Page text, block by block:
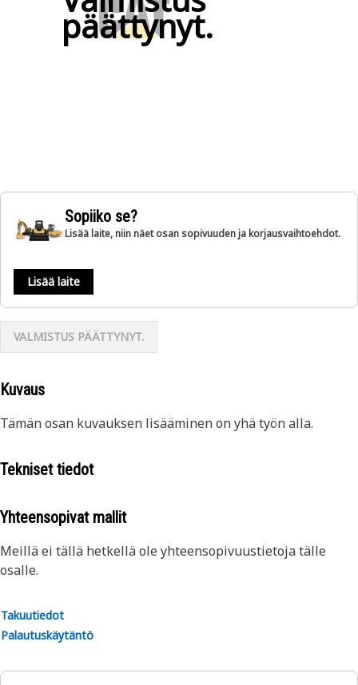
päättynyt.
Sopiiko se?
Lisää laite, niin näet osan sopivuuden ja korjausvaihtoehdot.
Lisää laite
VALMISTUS PÄÄTTYNYT.
Kuvaus
Tämän osan kuvauksen lisääminen on yhä työn alla.
Tekniset tiedot
Yhteensopivat mallit
Meillä ei tällä hetkellä ole yhteensopivuustietoja tälle
osalle.
Takuutiedot
Palautuskäytäntö